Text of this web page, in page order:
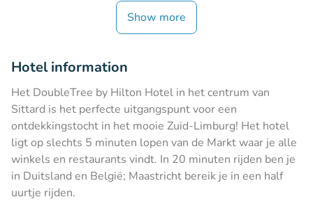
Show more
Hotel information
Het DoubleTree by Hilton Hotel in het centrum van
Sittard is het perfecte uitgangspunt voor een
ontdekkingstocht in het mooie Zuid-Limburg! Het hotel
ligt op slechts 5 minuten lopen van de Markt waar je alle
winkels en restaurants vindt. In 20 minuten rijden ben je
in Duitsland en België; Maastricht bereik je in een half
uurtje rijden.